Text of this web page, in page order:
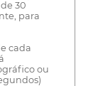
30
para
cada
ou